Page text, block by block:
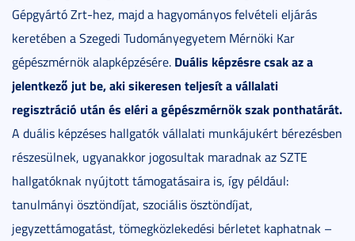
Gépgyártó Zrt-hez, majd a hagyományos felvételi eljárás
keretében a Szegedi Tudományegyetem Mérnöki Kar
gépészmérnök alapképzésére. Duális képzésre csak az a
jelentkező jut be, aki sikeresen teljesít a vállalati
regisztráció után és eléri a gépészmérnök szak ponthatárát.
A duális képzéses hallgatók vállalati munkájukért bérezésben
részesülnek, ugyanakkor jogosultak maradnak az SZTE
hallgatóknak nyújtott támogatásaira is, így például:
tanulmányi ösztöndíjat, szociális ösztöndíjat,
jegyzettámogatást, tömegközlekedési bérletet kaphatnak –